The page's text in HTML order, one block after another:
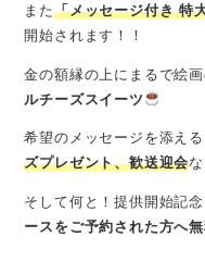
また「メッセージ付き 特
開始されます！！
金の額縁の上にまるで絵
ルチーズスイーツ
希望のメッセージを添え
ズプレゼント、歓送迎会
そして何と！提供開始記
ースをご予約された方へ